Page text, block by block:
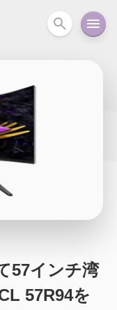
カメラ
ンカメラ
57インチ湾
57R94を